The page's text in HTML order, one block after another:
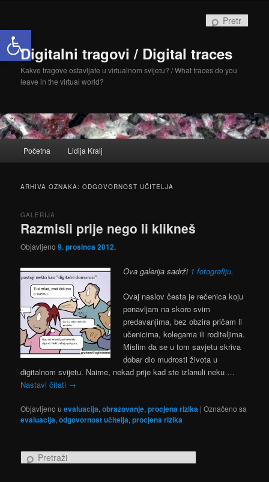
Open toolbar
primarnog
sadržaja
sekundarnog
sadržajaDigitalni tragovi / Digital traces
Kakve tragove ostavljate u virtualnom svijetu? / What traces do you
leave in the virtual world?
izbornik
Početna Lidija Kralj
ARHIVA OZNAKA:ODGOVORNOST UČITELJA
Razmisli prije nego li klikneš
GALERIJA
Objavljeno9. prosinca 2012.
Ova galerija sadrži 1 fotografiju.
Ovaj naslov česta je rečenica koju
ponavljam na skoro svim
predavanjima, bez obzira pričam li
učenicima, kolegama ili roditeljima.
Mislim da se u tom savjetu skriva
dobar dio mudrosti života u
digitalnom svijetu. Naime, nekad prije kad ste izlanuli neku …
Nastavi čitati →
Objavljeno u evaluacija,obrazovanje,procjena rizika |Označeno sa
evaluacija,odgovornost učitelja,procjena rizika